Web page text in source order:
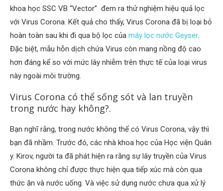
khoa học SSC VB “Vector” đem ra thử nghiệm hiệu quả lọc
với Virus Corona. Kết quả cho thấy, Virus Corona đã bị loại bỏ
hoàn toàn sau khi đi qua bộ lọc của máy lọc nước Geyser.
Đặc biệt, mẫu hỗn dịch chứa Virus còn mang nồng độ cao
hơn đáng kể so với mức lây nhiễm trên thực tế của loại virus
này ngoài môi trường.
Virus Corona có thể sống sót và lan truyền
trong nước hay không?.
Bạn nghĩ rằng, trong nước không thể có Virus Corona, vậy thì
bạn đã nhầm. Trước đó, các nhà khoa học của Học viện Quân
y. Kirov, người ta đã phát hiện ra rằng sự lây truyền của Virus
Corona không chỉ được thực hiện qua tiếp xúc mà còn qua
thức ăn và nước uống. Và việc sử dụng nước chưa qua xử lý